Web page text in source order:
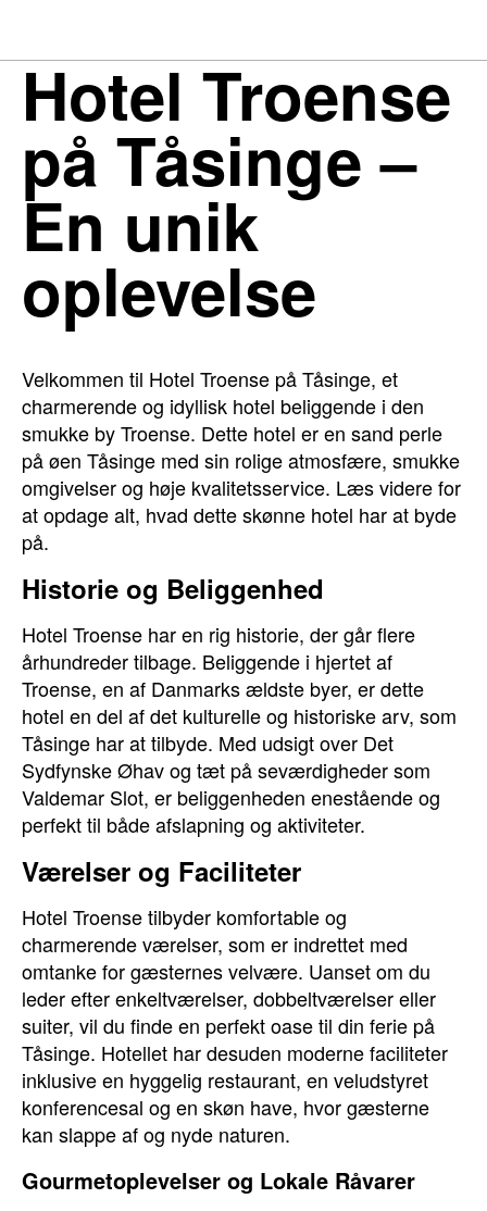
Hotel Troense
på Tåsinge –
En unik
oplevelse
Velkommen til Hotel Troense på Tåsinge, et
charmerende og idyllisk hotel beliggende i den
smukke by Troense. Dette hotel er en sand perle
på øen Tåsinge med sin rolige atmosfære, smukke
omgivelser og høje kvalitetsservice. Læs videre for
at opdage alt, hvad dette skønne hotel har at byde
på.
Historie og Beliggenhed
Hotel Troense har en rig historie, der går flere
århundreder tilbage. Beliggende i hjertet af
Troense, en af Danmarks ældste byer, er dette
hotel en del af det kulturelle og historiske arv, som
Tåsinge har at tilbyde. Med udsigt over Det
Sydfynske Øhav og tæt på seværdigheder som
Valdemar Slot, er beliggenheden enestående og
perfekt til både afslapning og aktiviteter.
Værelser og Faciliteter
Hotel Troense tilbyder komfortable og
charmerende værelser, som er indrettet med
omtanke for gæsternes velvære. Uanset om du
leder efter enkeltværelser, dobbeltværelser eller
suiter, vil du finde en perfekt oase til din ferie på
Tåsinge. Hotellet har desuden moderne faciliteter
inklusive en hyggelig restaurant, en veludstyret
konferencesal og en skøn have, hvor gæsterne
kan slappe af og nyde naturen.
Gourmetoplevelser og Lokale Råvarer